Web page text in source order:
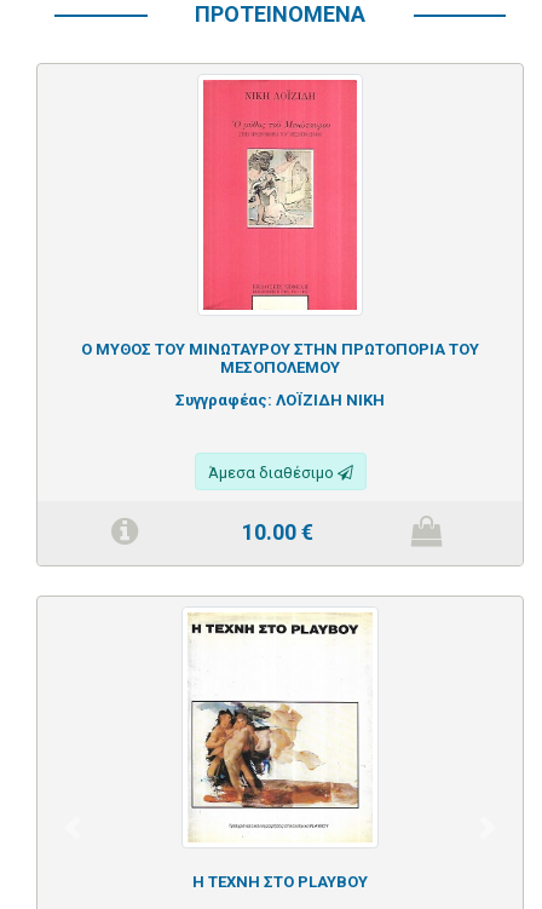
ΠΡΟΤΕΙΝΟΜΕΝΑ
Ο ΜΥΘΟΣ ΤΟΥ ΜΙΝΩΤΑΥΡΟΥ ΣΤΗΝ ΠΡΩΤΟΠΟΡΙΑ ΤΟΥ
ΜΕΣΟΠΟΛΕΜΟΥ
Συγγραφέας: ΛΟΪΖΙΔΗ ΝΙΚΗ
Άμεσα διαθέσιμο
10.00€
Η ΤΕΧΝΗ ΣΤΟ PLAYBOY